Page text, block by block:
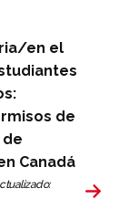
en el
de
de
Canadá